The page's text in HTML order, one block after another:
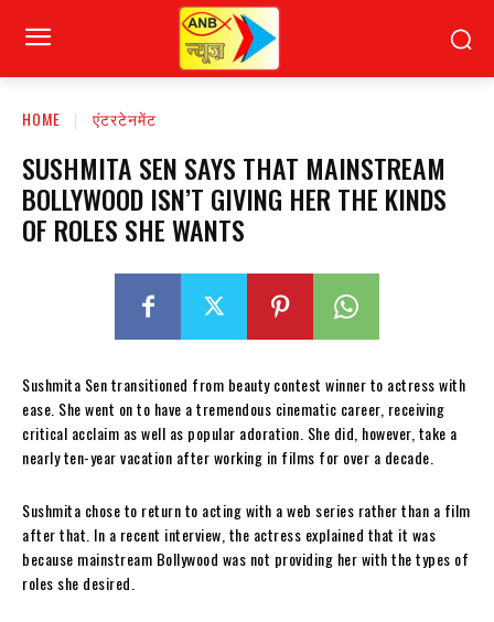
HOME एंटरटेनमेंट
SUSHMITA SEN SAYS THAT MAINSTREAM
BOLLYWOOD ISN’T GIVING HER THE KINDS
OF ROLES SHE WANTS
Sushmita Sen transitioned from beauty contest winner to actress with
ease. She went on to have a tremendous cinematic career, receiving
critical acclaim as well as popular adoration. She did, however, take a
nearly ten-year vacation after working in films for over a decade.
Sushmita chose to return to acting with a web series rather than a film
after that. In a recent interview, the actress explained that it was
because mainstream Bollywood was not providing her with the types of
roles she desired.